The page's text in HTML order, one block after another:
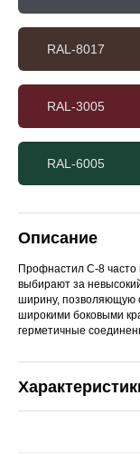
RAL-8017
RAL-3005
RAL-6005
Описание
Профнастил С-8 часто
выбирают за
ширину, позволяющую
широкими боковыми
герметичные